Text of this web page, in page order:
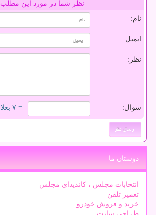
نظر شما در مورد این مطلب
نام:
ایمیل:
نظر:
سوال: = ۷ بعلاوه ۵
دوستان ما
انتخابات مجلس ، کاندیدای مجلس
تعمیر تلفن
خرید و فروش خودرو